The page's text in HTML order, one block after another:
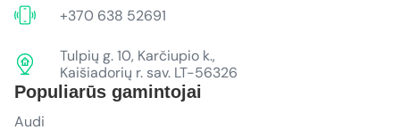
+370 638 52691
Tulpių g. 10, Karčiupio k.,
Kaišiadorių r. sav. LT-56326
Populiarūs gamintojai
Audi